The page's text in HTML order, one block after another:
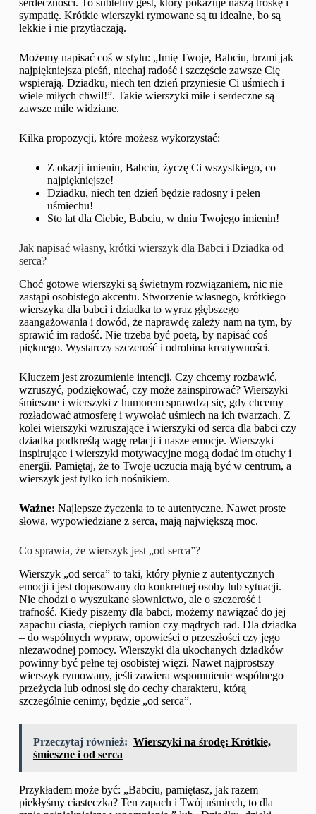
serdeczności. To subtelny gest, który pokazuje naszą troskę i
sympatię. Krótkie wierszyki rymowane są tu idealne, bo są
lekkie i nie przytłaczają.
Możemy napisać coś w stylu: „Imię Twoje, Babciu, brzmi jak
najpiękniejsza pieśń, niechaj radość i szczęście zawsze Cię
wspierają. Dziadku, niech ten dzień przyniesie Ci uśmiech i
wiele miłych chwil!”. Takie wierszyki miłe i serdeczne są
zawsze mile widziane.
Kilka propozycji, które możesz wykorzystać:
Z okazji imienin, Babciu, życzę Ci wszystkiego, co
najpiękniejsze!
Dziadku, niech ten dzień będzie radosny i pełen
uśmiechu!
Sto lat dla Ciebie, Babciu, w dniu Twojego imienin!
Jak napisać własny, krótki wierszyk dla Babci i Dziadka od
serca?
Choć gotowe wierszyki są świetnym rozwiązaniem, nic nie
zastąpi osobistego akcentu. Stworzenie własnego, krótkiego
wierszyka dla babci i dziadka to wyraz głębszego
zaangażowania i dowód, że naprawdę zależy nam na tym, by
sprawić im radość. Nie trzeba być poetą, by napisać coś
pięknego. Wystarczy szczerość i odrobina kreatywności.
Kluczem jest zrozumienie intencji. Czy chcemy rozbawić,
wzruszyć, podziękować, czy może zainspirować? Wierszyki
śmieszne i wierszyki z humorem sprawdzą się, gdy chcemy
rozładować atmosferę i wywołać uśmiech na ich twarzach. Z
kolei wierszyki wzruszające i wierszyki od serca dla babci czy
dziadka podkreślą wagę relacji i nasze emocje. Wierszyki
inspirujące i wierszyki motywacyjne mogą dodać im otuchy i
energii. Pamiętaj, że to Twoje uczucia mają być w centrum, a
wierszyk jest tylko ich nośnikiem.
Ważne: Najlepsze życzenia to te autentyczne. Nawet proste
słowa, wypowiedziane z serca, mają największą moc.
Co sprawia, że wierszyk jest „od serca”?
Wierszyk „od serca” to taki, który płynie z autentycznych
emocji i jest dopasowany do konkretnej osoby lub sytuacji.
Nie chodzi o wyszukane słownictwo, ale o szczerość i
trafność. Kiedy piszemy dla babci, możemy nawiązać do jej
zapachu ciasta, ciepłych ramion czy mądrych rad. Dla dziadka
– do wspólnych wypraw, opowieści o przeszłości czy jego
niezawodnej pomocy. Wierszyki dla ukochanych dziadków
powinny być pełne tej osobistej więzi. Nawet najprostszy
wierszyk rymowany, jeśli zawiera wspomnienie wspólnego
przeżycia lub odnosi się do cechy charakteru, którą
szczególnie cenimy, będzie „od serca”.
Przeczytaj również: Wierszyki na środę: Krótkie,
śmieszne i od serca
Przykładem może być: „Babciu, pamiętasz, jak razem
piekłyśmy ciasteczka? Ten zapach i Twój uśmiech, to dla